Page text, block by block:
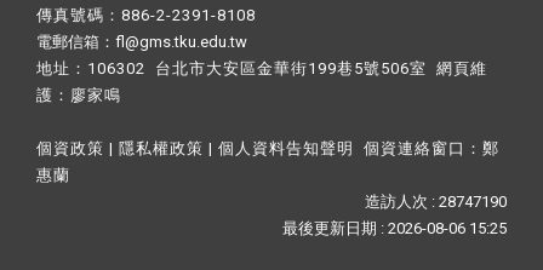
傳真號碼：886-2-2391-8108
電郵信箱：fl@gms.tku.edu.tw
地址：106302 台北市大安區金華街199巷5號506室 網頁維
護： 廖家鳴​
個資政策 | 隱私權政策 | 個人資料告知聲明 個資連絡窗口： 鄭
惠蘭
造訪人次 : 28747190
最後更新日期 :2026-08-06 15:25